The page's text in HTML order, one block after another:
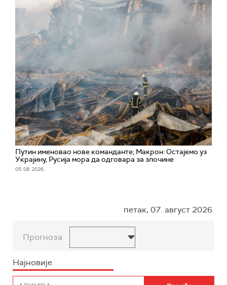
Путин именовао нове команданте; Макрон: Остајемо уз
Украјину, Русија мора да одговара за злочине
05. 08. 2026.
петак, 07. август 2026.
Прогноза
Најновије